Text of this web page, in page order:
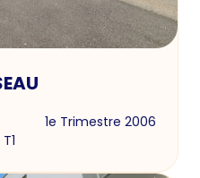
1e Trimestre 2006